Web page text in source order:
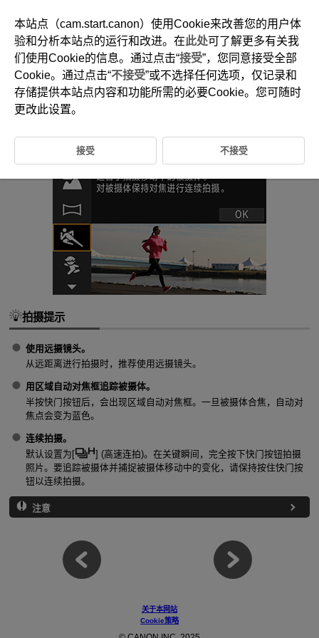
D185-034
运动模式
拍摄提示
使用远摄镜头。
从远距离进行拍摄时，推荐使用远摄镜头。
用区域自动对焦框追踪被摄体。
半按快门按钮后，会出现区域自动对焦框。一旦被摄体合焦，自动对
焦点会变为蓝色。
连续拍摄。
默认设置为[
] (高速连拍)。在关键瞬间，完全按下快门按钮拍摄
照片。要追踪被摄体并捕捉被摄体移动中的变化，请保持按住快门按
钮以连续拍摄。
注意
关于本网站
Cookie策略
本站点（cam.start.canon）使用Cookie来改善您的用户体
验和分析本站点的运行和改进。在此处可了解更多有关我
们使用Cookie的信息。通过点击“接受”，您同意接受全部
Cookie。通过点击“不接受”或不选择任何选项，仅记录和
存储提供本站点内容和功能所需的必要Cookie。您可随时
更改此设置。
接受 不接受